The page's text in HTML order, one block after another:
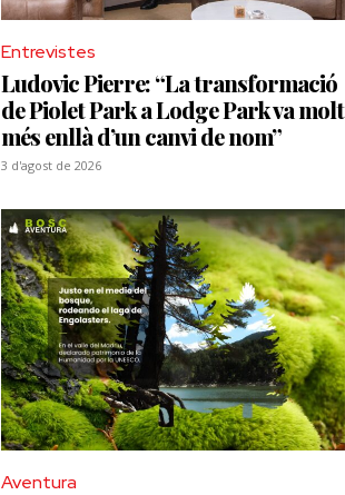
Entrevistes
Ludovic Pierre: “La transformació
de Piolet Park a Lodge Park va molt
més enllà d’un canvi de nom”
3 d'agost de 2026
Aventura